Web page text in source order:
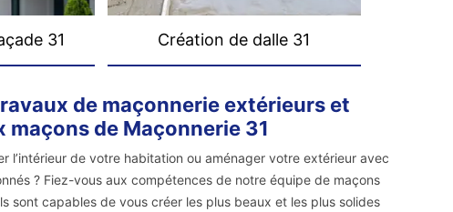
31 Création de dalle 31
de maçonnerie extérieurs et
maçons de Maçonnerie 31
l’intérieur de votre habitation ou aménager votre extérieur avec
? Fiez-vous aux compétences de notre équipe de maçons
sont capables de vous créer les plus beaux et les plus solides